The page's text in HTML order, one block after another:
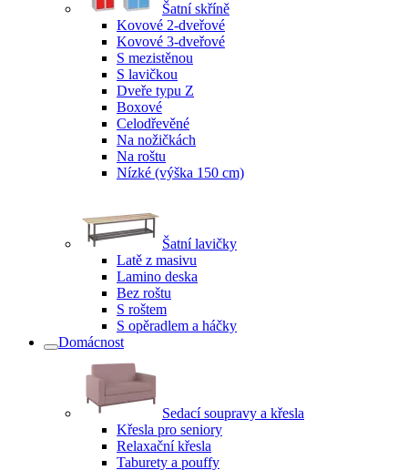
Šatní skříně
Kovové 2-dveřové
Kovové 3-dveřové
S mezistěnou
S lavičkou
Dveře typu Z
Boxové
Celodřevěné
Na nožičkách
Na roštu
Nízké (výška 150 cm)
Šatní lavičky
Latě z masivu
Lamino deska
Bez roštu
S roštem
S opěradlem a háčky
Domácnost
Sedací soupravy a křesla
Křesla pro seniory
Relaxační křesla
Taburety a pouffy